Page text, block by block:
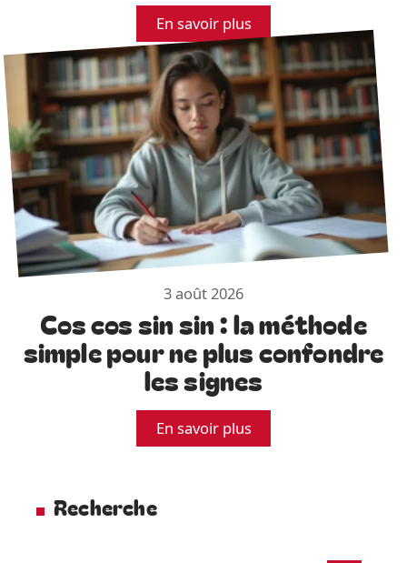
En savoir plus
3 août 2026
Cos cos sin sin : la méthode
simple pour ne plus confondre
les signes
En savoir plus
Recherche